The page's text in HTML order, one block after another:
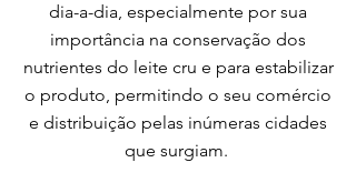
dia-a-dia, especialmente por sua
importância na conservação dos
nutrientes do leite cru e para estabilizar
o produto, permitindo o seu comércio
e distribuição pelas inúmeras cidades
que surgiam.